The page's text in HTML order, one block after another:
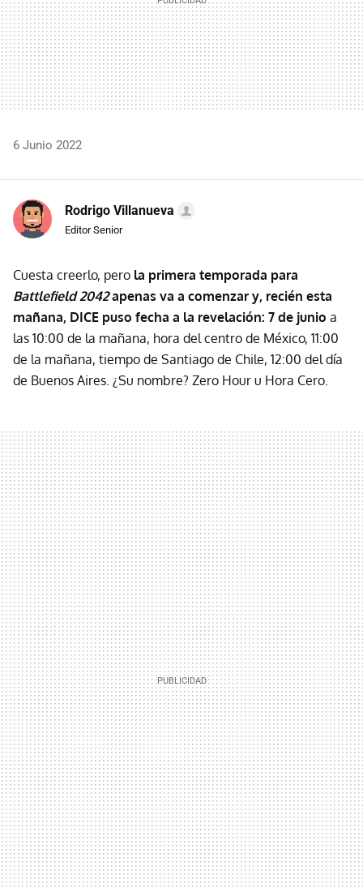
6 Junio 2022
Rodrigo Villanueva
Editor Senior
Cuesta creerlo, pero la primera temporada para
Battlefield 2042apenas va a comenzar y, recién esta
mañana, DICE puso fecha a la revelación: 7 de junio a
las 10:00 de la mañana, hora del centro de México, 11:00
de la mañana, tiempo de Santiago de Chile, 12:00 del día
de Buenos Aires. ¿Su nombre? Zero Hour u Hora Cero.